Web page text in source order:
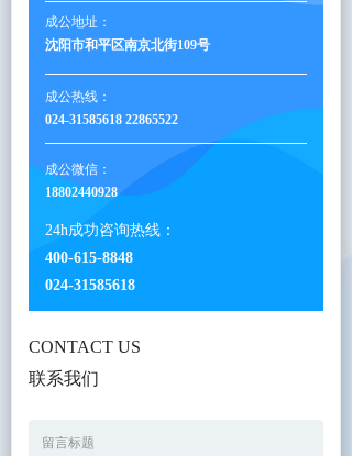
成公地址：
沈阳市和平区南京北街109号
24h成功咨询热线：
400-615-8848
024-31585618
成公微信：
18802440928
成公热线：
024-31585618 22865522
CONTACT US
联系我们